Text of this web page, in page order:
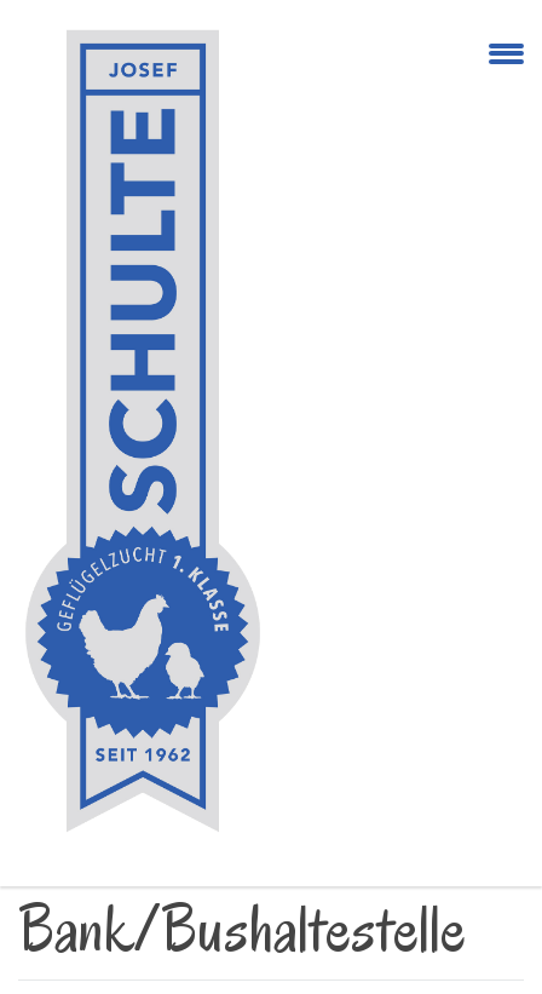
Bank/Bushaltestelle